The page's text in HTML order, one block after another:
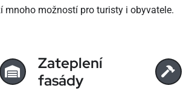
mnoho možností pro turisty i obyvatele.
Zateplení
fasády